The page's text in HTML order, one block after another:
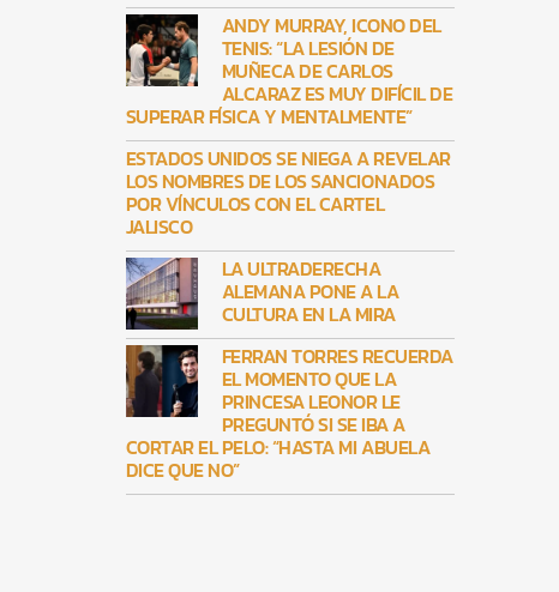
ANDY MURRAY, ICONO DEL
TENIS: “LA LESIÓN DE
MUÑECA DE CARLOS
ALCARAZ ES MUY DIFÍCIL DE
SUPERAR FÍSICA Y MENTALMENTE”
ESTADOS UNIDOS SE NIEGA A REVELAR
LOS NOMBRES DE LOS SANCIONADOS
POR VÍNCULOS CON EL CARTEL
JALISCO
LA ULTRADERECHA
ALEMANA PONE A LA
CULTURA EN LA MIRA
FERRAN TORRES RECUERDA
EL MOMENTO QUE LA
PRINCESA LEONOR LE
PREGUNTÓ SI SE IBA A
CORTAR EL PELO: “HASTA MI ABUELA
DICE QUE NO”